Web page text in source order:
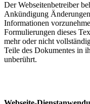
Der Webseitenbetreiber
Ankündigung
Informationen
Formulierungen dieses
mehr oder nicht
Teile des Dokumentes in
unberührt.